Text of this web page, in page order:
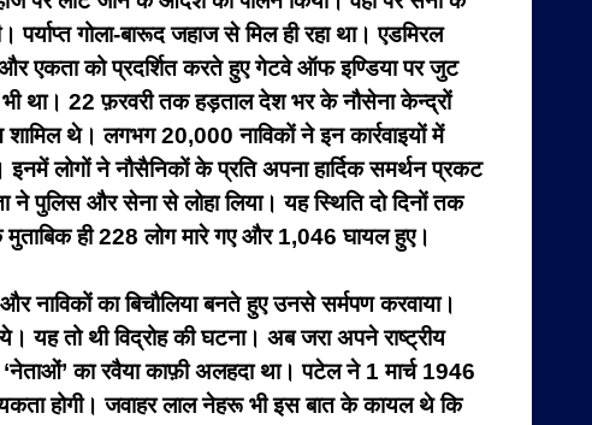
गोला-बारूद जहाज से मिल ही रहा था। एडमिरल
और एकता को प्रदर्शित करते हुए गेटवे ऑफ इण्डिया पर जुट
था। 22 फ़रवरी तक हड़ताल देश भर के नौसेना केन्द्रों
थे। लगभग 20,000 नाविकों ने इन कार्रवाइयों में
लोगों ने नौसैनिकों के प्रति अपना हार्दिक समर्थन प्रकट
और सेना से लोहा लिया। यह स्थिति दो दिनों तक
ही 228 लोग मारे गए और 1,046 घायल हुए।
नाविकों का बिचौलिया बनते हुए उनसे सर्मपण करवाया।
यह तो थी विद्रोह की घटना। अब जरा अपने राष्ट्रीय
का रवैया काफ़ी अलहदा था। पटेल ने 1 मार्च 1946
होगी। जवाहर लाल नेहरू भी इस बात के कायल थे कि